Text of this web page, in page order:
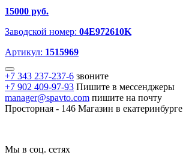
15000 руб.
Заводской номер: 04E972610K
Артикул: 1515969
+7 343 237-237-6 звоните
+7 902 409-97-93 Пишите в мессенджеры
manager@spavto.com пишите на почту
Просторная - 146 Магазин в екатеринбурге
Мы в соц. сетях